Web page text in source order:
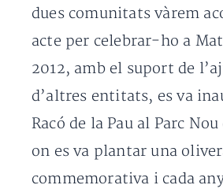
dues comunitats vàrem
acte per celebrar-ho a
2012, amb el suport de
d’altres entitats, es va
Racó de la Pau al Parc
on es va plantar una
commemorativa i cada